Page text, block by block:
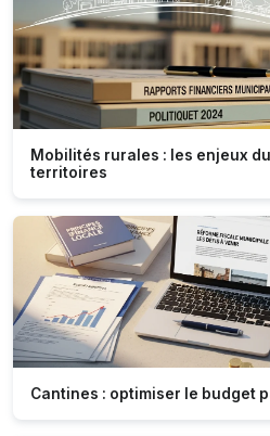
Mobilités rurales : les enjeux
territoires
Cantines : optimiser le budget